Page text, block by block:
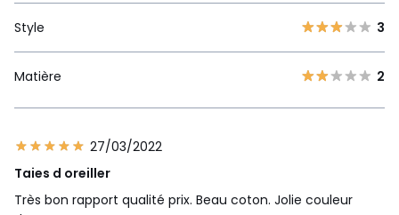
Style 3
Matière 2
27/03/2022
Taies d oreiller
Très bon rapport qualité prix. Beau coton. Jolie couleur